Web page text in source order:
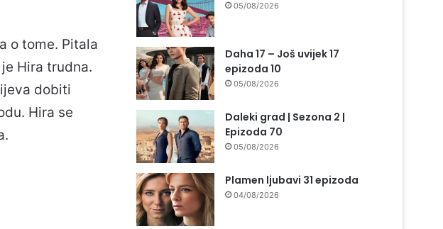
o tome. Pitala
Hira trudna.
dobiti
Hira se
05/08/2026
Daha 17 – Još uvijek 17
epizoda 10
05/08/2026
Daleki grad | Sezona 2 |
Epizoda 70
05/08/2026
Plamen ljubavi 31 epizoda
04/08/2026